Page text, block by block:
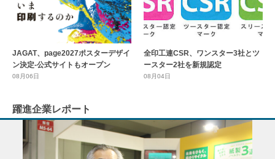
JAGAT、page2027ポスターデザイ
ン決定-公式サイトもオープン
08月06日
全印工連CSR、ワンスター3社とツ
ースター2社を新規認定
08月04日
躍進企業レポート